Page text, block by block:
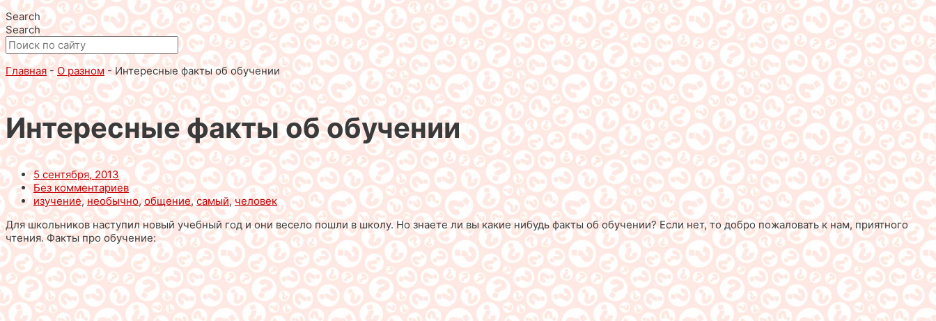
Search
Search
Главная -О разном -Интересные факты об обучении
Интересные факты об обучении
5 сентября, 2013
Без комментариев
изучение,необычно,общение,самый,человек
Для школьников наступил новый учебный год и они весело пошли в школу. Но знаете ли вы какие нибудь факты об обучении? Если нет, то добро пожаловать к нам, приятного
чтения. Факты про обучение: